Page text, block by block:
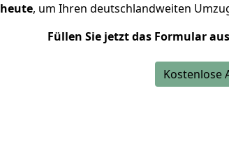
heute, um Ihren deutschlandweiten
Füllen Sie jetzt das Formular aus
Kostenlose